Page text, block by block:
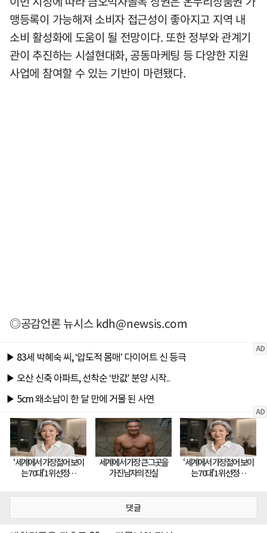
맹등록이 가능해져 소비자 접근성이 좋아지고 지역 내
소비 활성화에 도움이 될 전망이다. 또한 정부와 관계기
관이 추진하는 시설현대화, 공동마케팅 등 다양한 지원
사업에 참여할 수 있는 기반이 마련됐다.
◎공감언론 뉴시스kdh@newsis.com
댓글